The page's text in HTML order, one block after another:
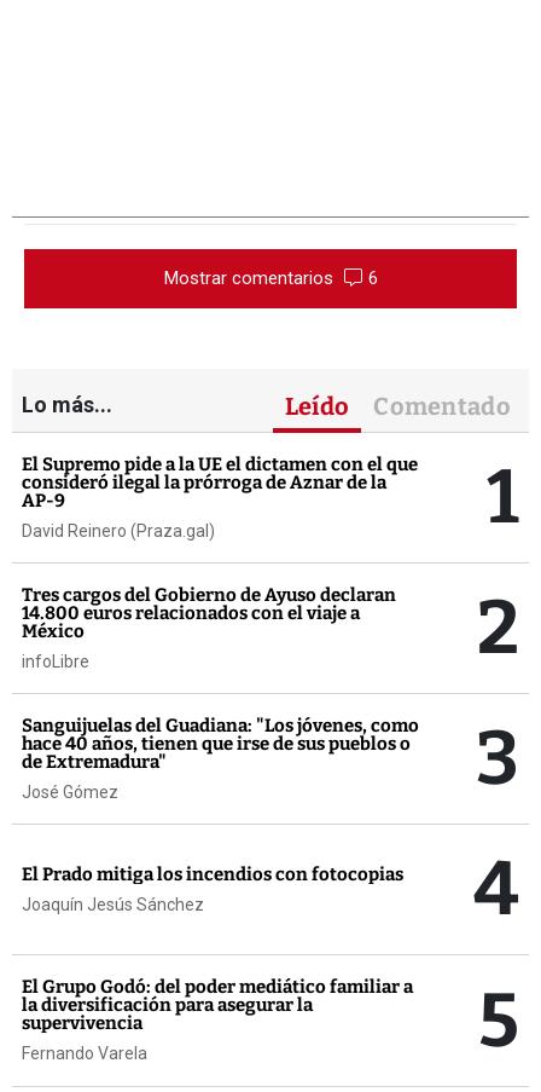
Mostrar comentarios 6
Lo más... Leído Comentado
El Supremo pide a la UE el dictamen con el que
consideró ilegal la prórroga de Aznar de la
AP-9
David Reinero (Praza.gal) 1
Tres cargos del Gobierno de Ayuso declaran
14.800 euros relacionados con el viaje a
México
infoLibre 2
Sanguijuelas del Guadiana: "Los jóvenes, como
hace 40 años, tienen que irse de sus pueblos o
de Extremadura"
José Gómez 3
El Prado mitiga los incendios con fotocopias
Joaquín Jesús Sánchez 4
El Grupo Godó: del poder mediático familiar a
la diversificación para asegurar la
supervivencia
Fernando Varela 5